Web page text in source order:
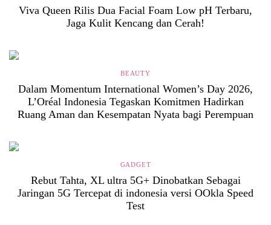
Viva Queen Rilis Dua Facial Foam Low pH Terbaru,
Jaga Kulit Kencang dan Cerah!
BEAUTY
Dalam Momentum International Women’s Day 2026,
L’Oréal Indonesia Tegaskan Komitmen Hadirkan
Ruang Aman dan Kesempatan Nyata bagi Perempuan
GADGET
Rebut Tahta, XL ultra 5G+ Dinobatkan Sebagai
Jaringan 5G Tercepat di indonesia versi OOkla Speed
Test